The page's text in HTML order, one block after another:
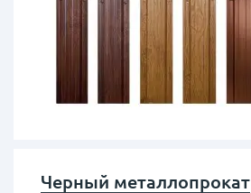
Черный металлопрокат